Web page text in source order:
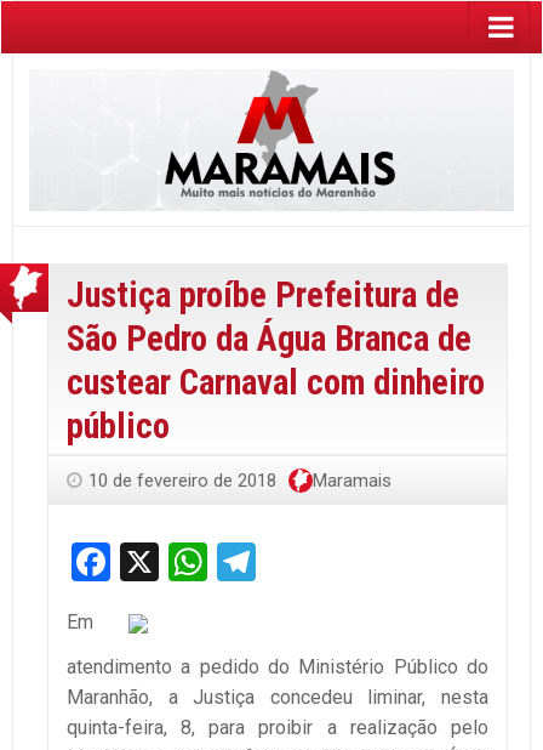
Justiça proíbe Prefeitura de
São Pedro da Água Branca de
custear Carnaval com dinheiro
público
10 de fevereiro de 2018 Maramais
Facebook
X WhatsApp
Em
atendimento a pedido do Ministério Público do
Maranhão, a Justiça concedeu liminar, nesta
quinta-feira, 8, para proibir a realização pelo